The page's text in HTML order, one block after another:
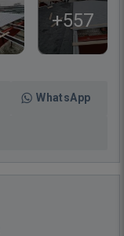
+557
WhatsApp